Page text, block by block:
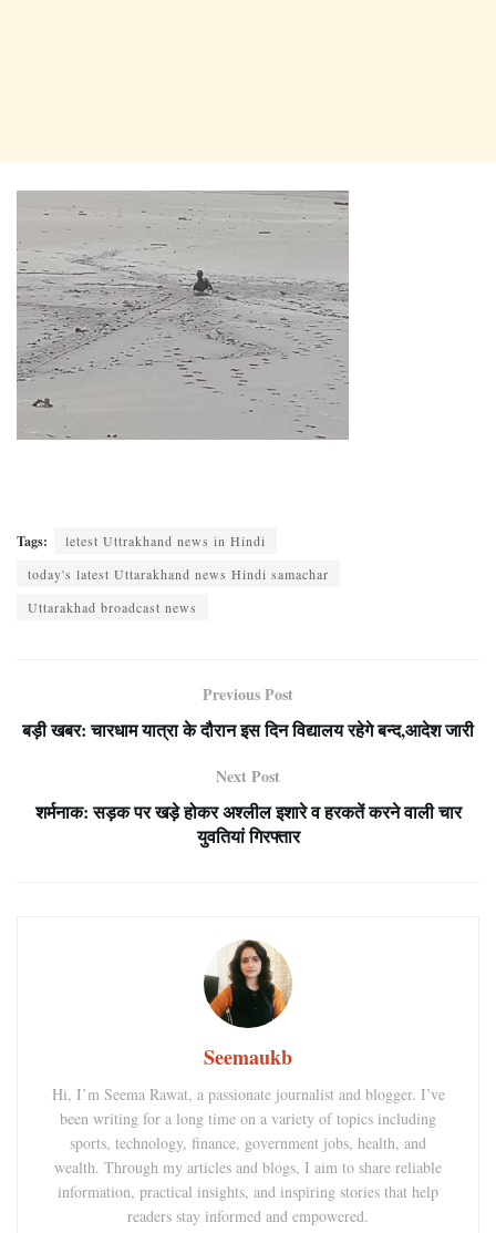
Tags:
letest Uttrakhand news in Hindi
today's latest Uttarakhand news Hindi samachar
Uttarakhad broadcast news
Previous Post
बड़ी खबर: चारधाम यात्रा के दौरान इस दिन विद्यालय रहेगे बन्द,आदेश जारी
Next Post
शर्मनाक: सड़क पर खड़े होकर अश्लील इशारे व हरकतें करने वाली चार
युवतियां गिरफ्तार
Seemaukb
Hi, I’m Seema Rawat, a passionate journalist and blogger. I’ve
been writing for a long time on a variety of topics including
sports, technology, finance, government jobs, health, and
wealth. Through my articles and blogs, I aim to share reliable
information, practical insights, and inspiring stories that help
readers stay informed and empowered.